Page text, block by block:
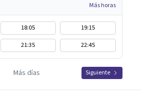
Más horas
18:05
19:15
21:35 22:45
Más días Siguiente